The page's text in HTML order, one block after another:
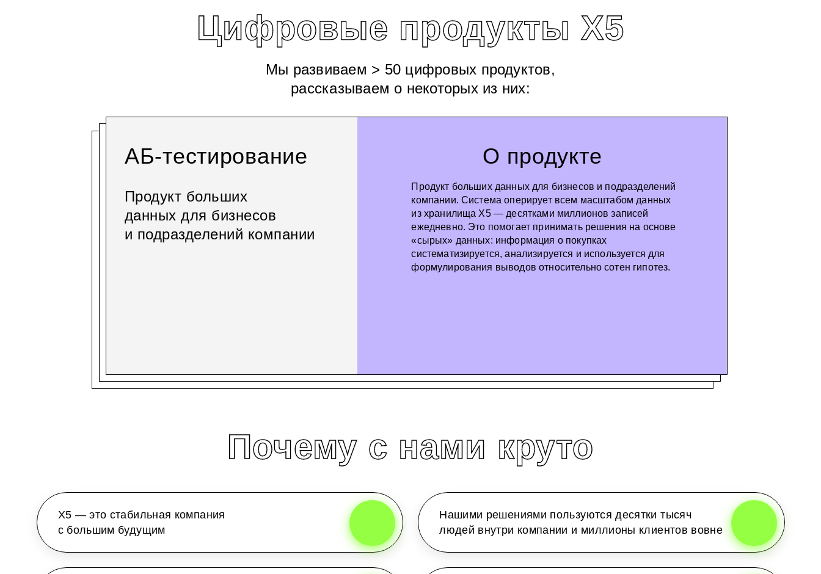
Цифровые продукты X5
Мы развиваем > 50 цифровых продуктов,
рассказываем о некоторых из них:
AБ-тестирование
Продукт больших
данных для бизнесов
и подразделений компании
О продукте
Продукт больших данных для бизнесов и подразделений
компании. Система оперирует всем масштабом данных
из хранилища X5 — десятками миллионов записей
ежедневно. Это помогает принимать решения на основе
«сырых» данных: информация о покупках
систематизируется, анализируется и используется для
формулирования выводов относительно сотен гипотез.
Почему с нами круто
X5 — это стабильная компания
с большим будущим
Нашими решениями пользуются десятки тысяч
людей внутри компании и миллионы клиентов вовне